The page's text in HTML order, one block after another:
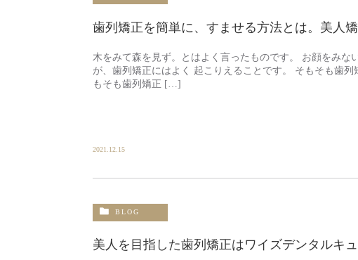
歯列矯正を簡単に、すませる方法とは。美人矯
木をみて森を見ず。とはよく言ったものです。 お顔をみな
が、歯列矯正にはよく 起こりえることです。 そもそも歯
もそも歯列矯正 […]
2021.12.15
BLOG
美人を目指した歯列矯正はワイズデンタルキュ